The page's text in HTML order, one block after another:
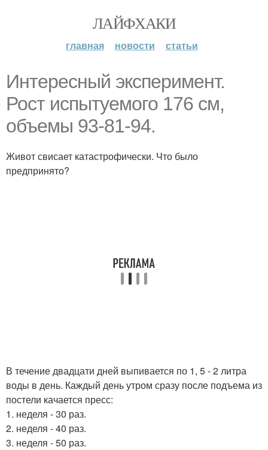
ЛАЙФХАКИ
главная новости статьи
Интересный эксперимент.
Рост испытуемого 176 см,
объемы 93-81-94.
Живот свисает катастрофически. Что было
предпринято?
В течение двадцати дней выпивается по 1, 5 - 2 литра
воды в день. Каждый день утром сразу после подъема из
постели качается пресс:
1. неделя - 30 раз.
2. неделя - 40 раз.
3. неделя - 50 раз.